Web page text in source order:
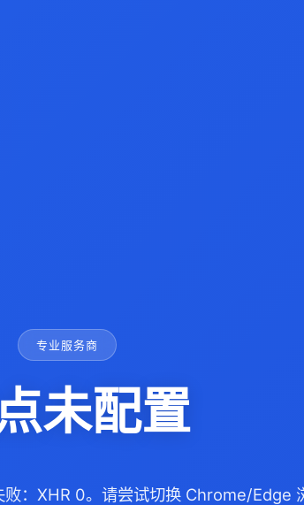
专业服务商
未配置
：XHR 0。请尝试切换 Chrome/Edge